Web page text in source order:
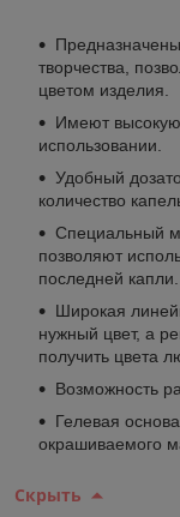
творчества,
цветом изделия.
Имеют
использовании.
Удобный
количество
Специальный
позволяют
последней капли.
Широкая
нужный цвет, а
получить цвета
Возможность
Гелевая
окрашиваемого
Скрыть